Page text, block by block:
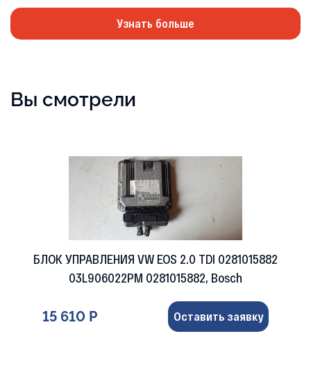
Узнать больше
Вы смотрели
БЛОК УПРАВЛЕНИЯ VW EOS 2.0 TDI 0281015882
03L906022PM 0281015882, Bosch
15 610 Р Оставить заявку